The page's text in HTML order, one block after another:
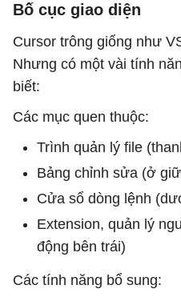
Bố cục giao diện
Cursor trông giống như
Nhưng có một vài tính
biết:
Các mục quen thuộc:
Trình quản lý file
Bảng chỉnh sửa (ở
Cửa sổ dòng lệnh
Extension, quản lý
động bên trái)
Các tính năng bổ sung: